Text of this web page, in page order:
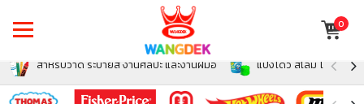
0
สำหรับวาด ระบายสี งานศิลปะ และงานฝีมือ แป้งโดว์ สไลม์ โฟม สำห